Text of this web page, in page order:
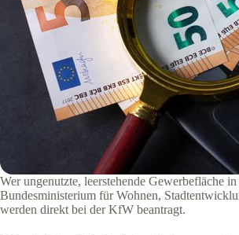
Wer ungenutzte, leerstehende Gewerbefläche
Bundesministerium für Wohnen,
werden direkt bei der KfW beantragt.